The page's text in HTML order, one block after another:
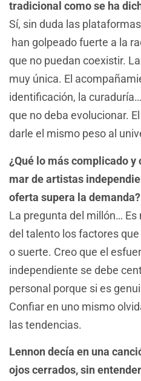
tradicional como se ha
Sí, sin duda las
han golpeado fuerte a la
que no puedan coexistir.
muy única. El
identificación, la
que no deba evolucionar.
darle el mismo peso al
¿Qué lo más complicado y
mar de artistas
oferta supera la demanda?
La pregunta del millón…
del talento los factores
o suerte. Creo que el
independiente se debe
personal porque si es
Confiar en uno mismo
las tendencias.
Lennon decía en una
ojos cerrados, sin